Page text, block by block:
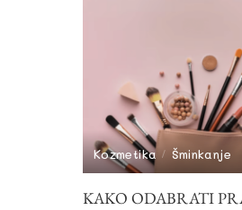
Kozmetika Šminkanje
KAKO ODABRATI